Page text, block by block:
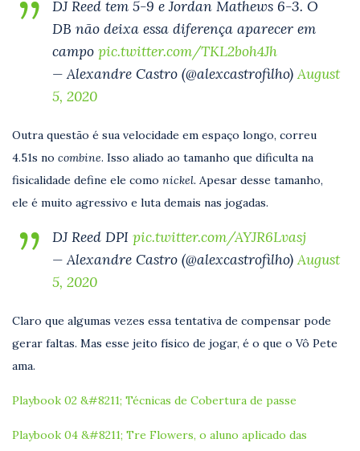
DJ Reed tem 5-9 e Jordan Mathews 6-3. O
DB não deixa essa diferença aparecer em
campo pic.twitter.com/TKL2boh4Jh
— Alexandre Castro (@alexcastrofilho)August
5, 2020
Outra questão é sua velocidade em espaço longo, correu
4.51s no combine. Isso aliado ao tamanho que dificulta na
fisicalidade define ele como nickel. Apesar desse tamanho,
ele é muito agressivo e luta demais nas jogadas.
DJ Reed DPI pic.twitter.com/AYJR6Lvasj
— Alexandre Castro (@alexcastrofilho)August
5, 2020
Claro que algumas vezes essa tentativa de compensar pode
gerar faltas. Mas esse jeito físico de jogar, é o que o Vô Pete
ama.
Playbook 02 &#8211; Técnicas de Cobertura de passe
Playbook 04 &#8211; Tre Flowers, o aluno aplicado das